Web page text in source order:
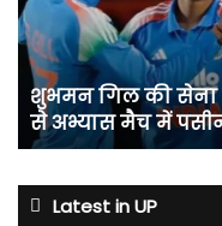
4
नेट
बॉलर्स
की
एंट्री,
7
शुभमन गिल की सेना
से अभ्यास मैच में
Latest in UP